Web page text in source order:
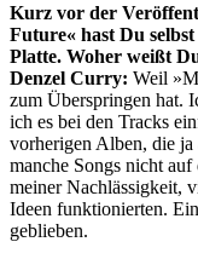
Kurz vor der
Future« hast Du selbst
Platte. Woher weißt
Denzel Curry: Weil
zum Überspringen hat.
ich es bei den Tracks
vorherigen Alben, die ja
manche Songs nicht
meiner Nachlässigkeit,
Ideen funktionierten.
geblieben.